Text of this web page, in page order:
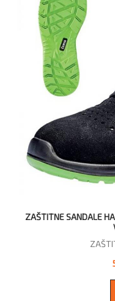
ZAŠTITNE SANDALE